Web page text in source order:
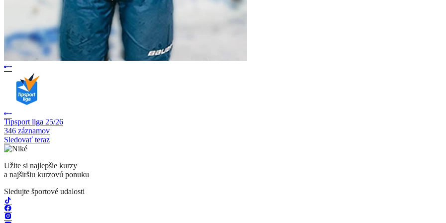
Tipsport liga 25/26
346 záznamov
Sledovať teraz
Užite si najlepšie kurzy
a najširšiu kurzovú ponuku
Sledujte športové udalosti